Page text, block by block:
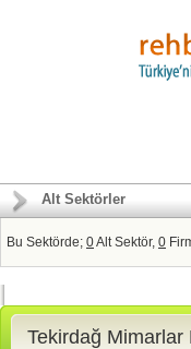
Alt Sektörler
Bu Sektörde; 0Alt Sektör, 0
Tekirdağ Mimarlar